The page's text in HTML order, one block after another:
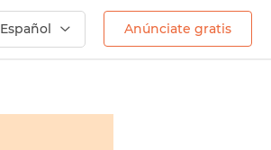
Español Anúnciate gratis